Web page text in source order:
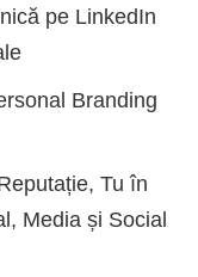
pe LinkedIn
Branding
Tu în
Media și Social